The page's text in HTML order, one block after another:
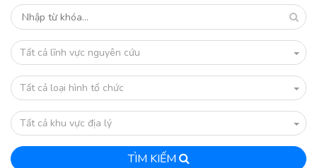
Tất cả lĩnh vực nguyên cứu
Tất cả loại hình tổ chức
Tất cả khu vực địa lý
TÌM KIẾM